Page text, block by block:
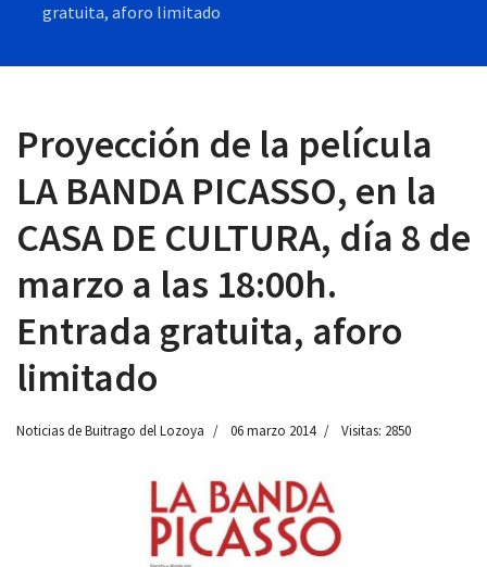
gratuita, aforo limitado
Proyección de la película
LA BANDA PICASSO, en la
CASA DE CULTURA, día 8 de
marzo a las 18:00h.
Entrada gratuita, aforo
limitado
Noticias de Buitrago del Lozoya 06 marzo 2014 Visitas: 2850